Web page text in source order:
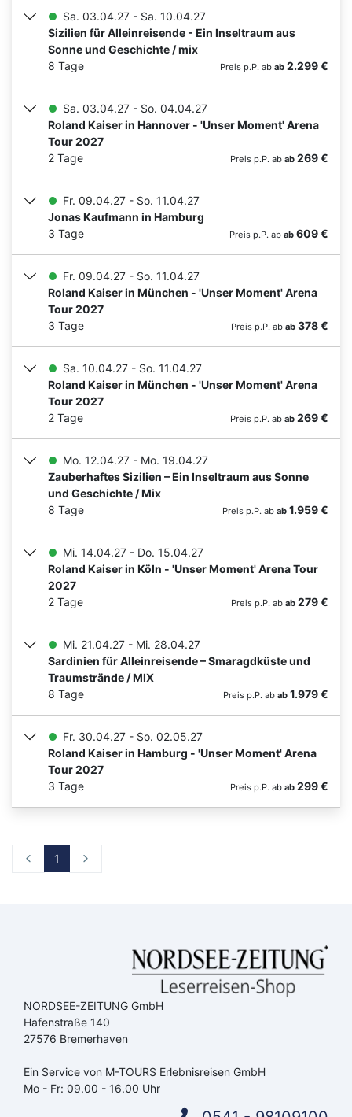
Suchen & Buchen
Sa. 03.04.27 - Sa. 10.04.27
Sizilien für Alleinreisende - Ein Inseltraum aus
Sonne und Geschichte / mix
8 Tage
Preis p.P. ab ab 2.299 €
Sa. 03.04.27 - So. 04.04.27
Roland Kaiser in Hannover - 'Unser Moment' Arena
Tour 2027
2 Tage
Preis p.P. ab ab 269 €
Fr. 09.04.27 - So. 11.04.27
Jonas Kaufmann in Hamburg
3 Tage
Preis p.P. ab ab 609 €
Fr. 09.04.27 - So. 11.04.27
Roland Kaiser in München - 'Unser Moment' Arena
Tour 2027
3 Tage
Preis p.P. ab ab 378 €
Sa. 10.04.27 - So. 11.04.27
Roland Kaiser in München - 'Unser Moment' Arena
Tour 2027
2 Tage
Preis p.P. ab ab 269 €
Mo. 12.04.27 - Mo. 19.04.27
Zauberhaftes Sizilien – Ein Inseltraum aus Sonne
und Geschichte / Mix
8 Tage
Preis p.P. ab ab 1.959 €
Mi. 14.04.27 - Do. 15.04.27
Roland Kaiser in Köln - 'Unser Moment' Arena Tour
2027
2 Tage
Preis p.P. ab ab 279 €
Mi. 21.04.27 - Mi. 28.04.27
Sardinien für Alleinreisende – Smaragdküste und
Traumstrände / MIX
8 Tage
Preis p.P. ab ab 1.979 €
Fr. 30.04.27 - So. 02.05.27
Roland Kaiser in Hamburg - 'Unser Moment' Arena
Tour 2027
3 Tage
Preis p.P. ab ab 299 €
1
NORDSEE-ZEITUNG GmbH
Hafenstraße 140
27576 Bremerhaven
Ein Service von M-TOURS Erlebnisreisen GmbH
Mo - Fr: 09.00 - 16.00 Uhr